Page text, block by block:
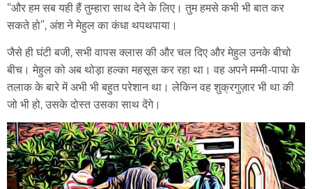
“और हम सब यही हैं तुम्हारा साथ देने के लिए। तुम हमसे कभी भी बात कर
सकते हो”, अंश ने मेहुल का कंधा थपथपाया।
जैसे ही घंटी बजी, सभी वापस क्लास की और चल दिए और मेहुल उनके बीचो
बीच। मेहुल को अब थोड़ा हल्का महसूस कर रहा था। वह अपने मम्मी-पापा के
तलाक के बारे में अभी भी बहुत परेशान था। लेकिन वह शुक्रगुज़ार भी था की
जो भी हो, उसके दोस्त उसका साथ देंगे।